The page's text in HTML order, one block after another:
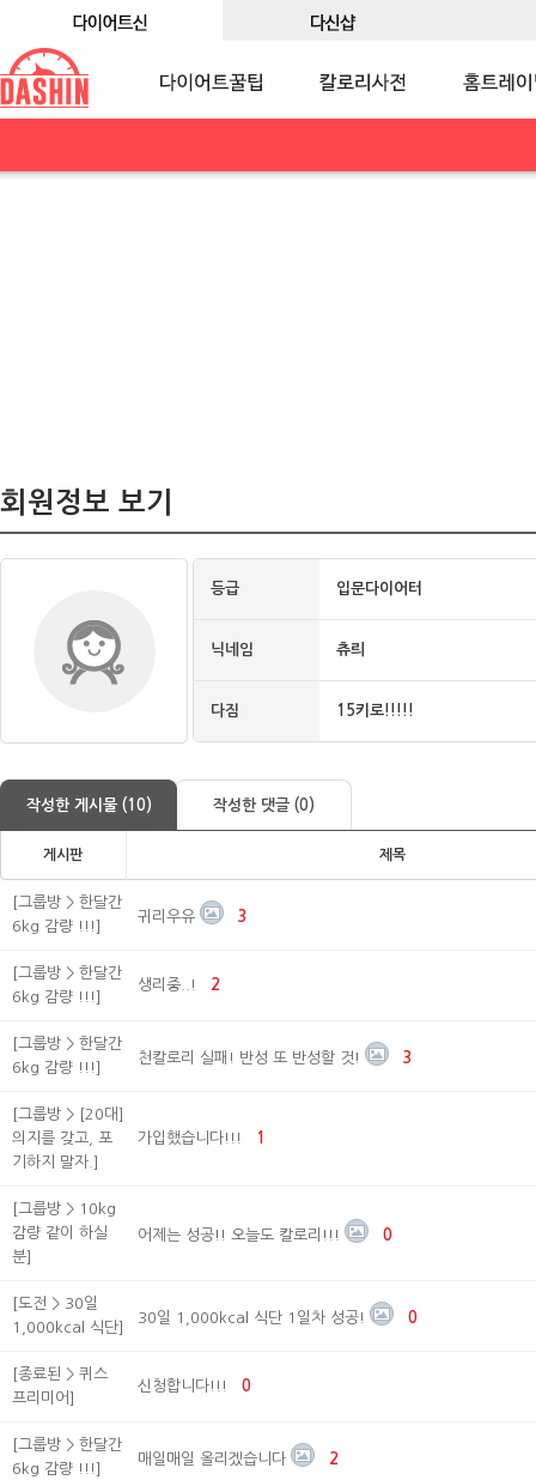
회원정보 보기
등급 입문다이어터
닉네임 츄릐
다짐 15키로!!!!!
작성한 게시물 (10) 작성한 댓글 (0)
게시판 제목
[그룹방 > 한달간
6kg 감량 !!!]
귀리우유 3
[그룹방 > 한달간
6kg 감량 !!!]
생리중..! 2
[그룹방 > 한달간
6kg 감량 !!!]
천칼로리 실패! 반성 또 반성할 것! 3
[그룹방 > [20대]
의지를 갖고, 포
기하지 말자.]
가입했습니다!!! 1
[그룹방 > 10kg
감량 같이 하실
분]
어제는 성공!! 오늘도 칼로리!!! 0
[도전 > 30일
1,000kcal 식단]
30일 1,000kcal 식단 1일차 성공! 0
[종료된 > 퀴스
프리미어]
신청합니다!!! 0
[그룹방 > 한달간
6kg 감량 !!!]
매일매일 올리겠습니다 2